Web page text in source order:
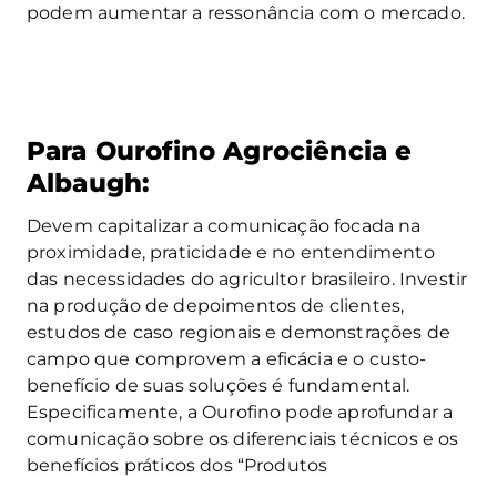
podem aumentar a ressonância com o mercado.
Para Ourofino Agrociência e
Albaugh:
Devem capitalizar a comunicação focada na
proximidade, praticidade e no entendimento
das necessidades do agricultor brasileiro. Investir
na produção de depoimentos de clientes,
estudos de caso regionais e demonstrações de
campo que comprovem a eficácia e o custo-
benefício de suas soluções é fundamental.
Especificamente, a Ourofino pode aprofundar a
comunicação sobre os diferenciais técnicos e os
benefícios práticos dos “Produtos